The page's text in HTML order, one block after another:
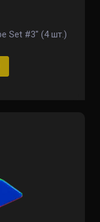
Set #3" (4 шт.)